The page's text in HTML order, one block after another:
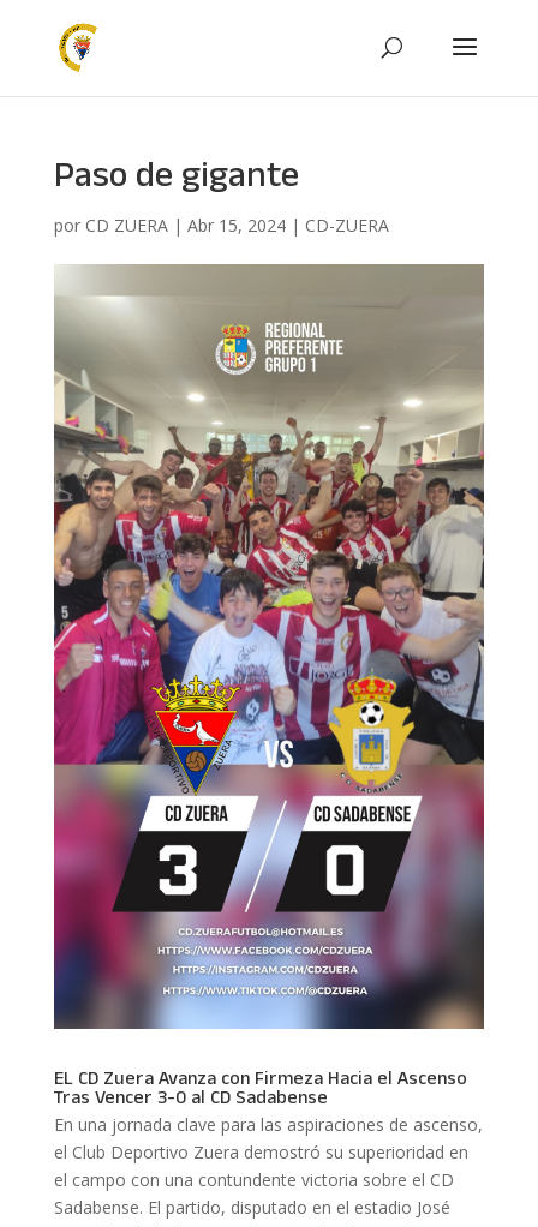
Paso de gigante
por CD ZUERA| Abr 15, 2024| CD-ZUERA
EL CD Zuera Avanza con Firmeza Hacia el Ascenso
Tras Vencer 3-0 al CD Sadabense
En una jornada clave para las aspiraciones de ascenso,
el Club Deportivo Zuera demostró su superioridad en
el campo con una contundente victoria sobre el CD
Sadabense. El partido, disputado en el estadio José